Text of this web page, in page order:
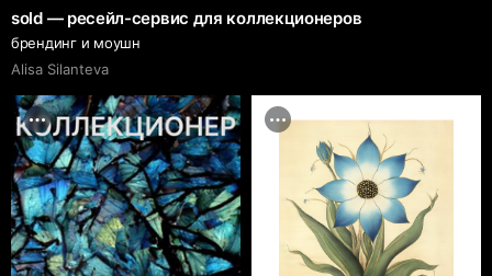
sold — ресейл-сервис для коллекционеров
брендинг и моушн
Alisa Silanteva